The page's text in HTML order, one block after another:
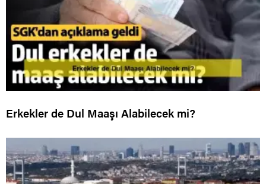
Erkekler de Dul Maaşı Alabilecek mi?